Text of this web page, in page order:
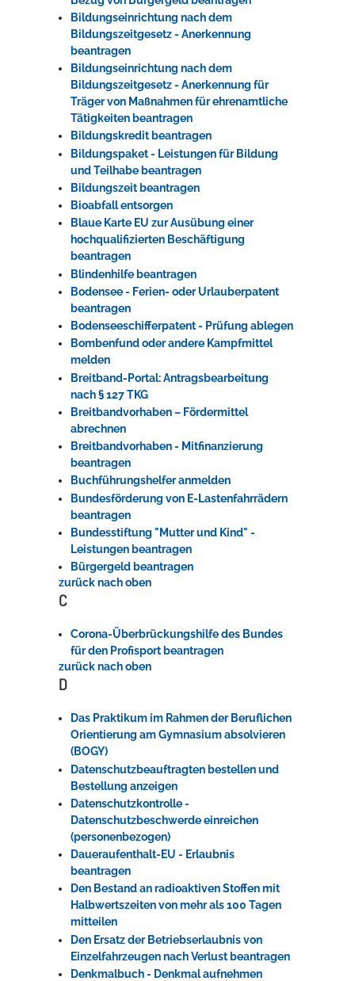
Bildungseinrichtung nach dem
Bildungszeitgesetz - Anerkennung
beantragen
Bildungseinrichtung nach dem
Bildungszeitgesetz - Anerkennung für
Träger von Maßnahmen für ehrenamtliche
Tätigkeiten beantragen
Bildungskredit beantragen
Bildungspaket - Leistungen für Bildung
und Teilhabe beantragen
Bildungszeit beantragen
Bioabfall entsorgen
Blaue Karte EU zur Ausübung einer
hochqualifizierten Beschäftigung
beantragen
Blindenhilfe beantragen
Bodensee - Ferien- oder Urlauberpatent
beantragen
Bodenseeschifferpatent - Prüfung ablegen
Bombenfund oder andere Kampfmittel
melden
Breitband-Portal: Antragsbearbeitung
nach § 127 TKG
Breitbandvorhaben – Fördermittel
abrechnen
Breitbandvorhaben - Mitfinanzierung
beantragen
Buchführungshelfer anmelden
Bundesförderung von E-Lastenfahrrädern
beantragen
Bundesstiftung "Mutter und Kind" -
Leistungen beantragen
Bürgergeld beantragen
zurück nach oben
C
Corona-Überbrückungshilfe des Bundes
für den Profisport beantragen
zurück nach oben
D
Das Praktikum im Rahmen der Beruflichen
Orientierung am Gymnasium absolvieren
(BOGY)
Datenschutzbeauftragten bestellen und
Bestellung anzeigen
Datenschutzkontrolle -
Datenschutzbeschwerde einreichen
(personenbezogen)
Daueraufenthalt-EU - Erlaubnis
beantragen
Den Bestand an radioaktiven Stoffen mit
Halbwertszeiten von mehr als 100 Tagen
mitteilen
Den Ersatz der Betriebserlaubnis von
Einzelfahrzeugen nach Verlust beantragen
Denkmalbuch - Denkmal aufnehmen